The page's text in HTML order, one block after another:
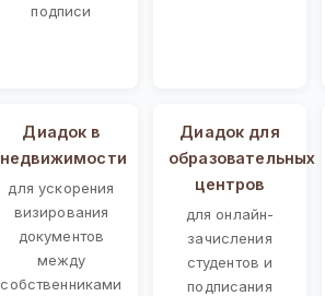
подписи
Диадок в
недвижимости
для ускорения
визирования
документов
между
собственниками
Диадок для
образовательных
центров
для онлайн-
зачисления
студентов и
подписания